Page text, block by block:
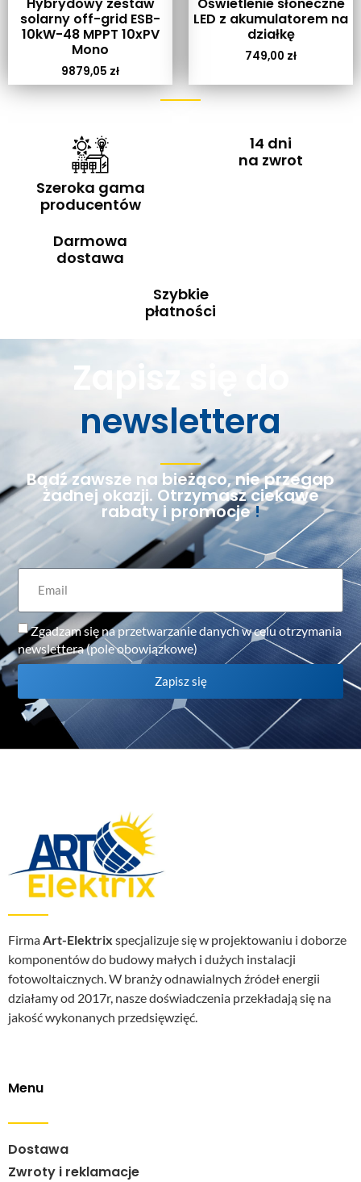
solarny off-grid ESB-
10kW-48 MPPT 10xPV
Mono
9879,05 zł
LED z akumulatorem na
działkę
749,00 zł
Szeroka gama
producentów
14 dni
na zwrot
Darmowa
dostawa
Szybkie
płatności
Zapisz się do
newslettera
Bądź zawsze na bieżąco, nie przegap
żadnej okazji. Otrzymasz ciekawe
rabaty i promocje!
Zgadzam się na przetwarzanie danych w celu otrzymania
newslettera (pole obowiązkowe)
Zapisz się
FirmaArt-Elektrix specjalizuje się w projektowaniu i doborze
komponentów do budowy małych i dużych instalacji
fotowoltaicznych. W branży odnawialnych źródeł energii
działamy od 2017r, nasze doświadczenia przekładają się na
jakość wykonanych przedsięwzięć.
Menu
Dostawa
Zwroty i reklamacje